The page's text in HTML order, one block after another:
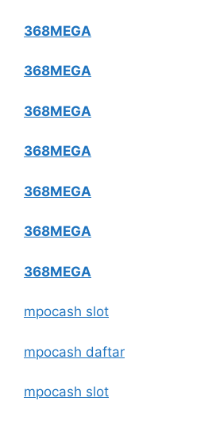
368MEGA
368MEGA
368MEGA
368MEGA
368MEGA
368MEGA
368MEGA
mpocash slot
mpocash daftar
mpocash slot